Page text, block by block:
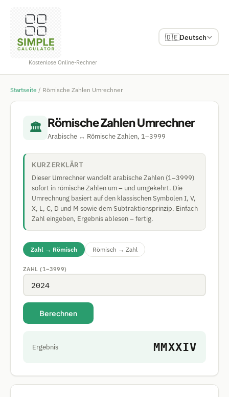
Kostenlose Online-Rechner
🇩🇪Deutsch
Startseite / Römische Zahlen Umrechner
🏛️ Römische Zahlen Umrechner
Arabische ↔ Römische Zahlen, 1–3999
KURZ ERKLÄRT
Dieser Umrechner wandelt arabische Zahlen (1–3999)
sofort in römische Zahlen um – und umgekehrt. Die
Umrechnung basiert auf den klassischen Symbolen I, V,
X, L, C, D und M sowie dem Subtraktionsprinzip. Einfach
Zahl eingeben, Ergebnis ablesen – fertig.
Zahl → Römisch Römisch → Zahl
ZAHL (1–3999)
Berechnen
Ergebnis MMXXIV